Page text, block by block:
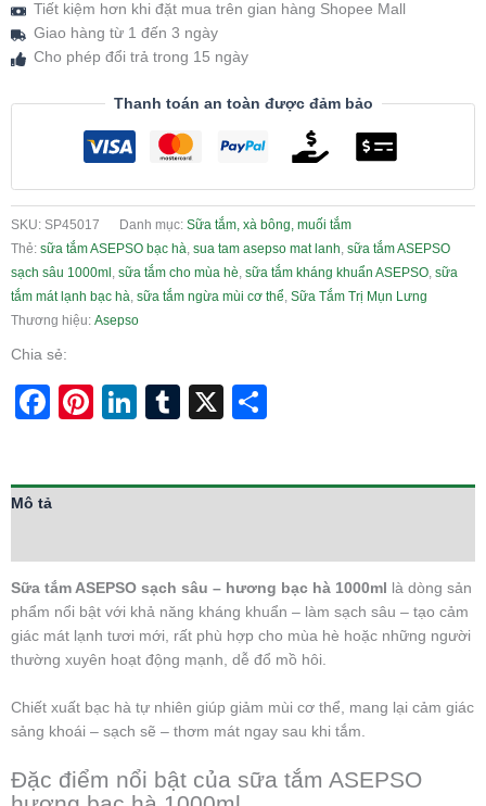
Tiết kiệm hơn khi đặt mua trên gian hàng Shopee Mall
Giao hàng từ 1 đến 3 ngày
Cho phép đổi trả trong 15 ngày
Thanh toán an toàn được đảm bảo
SKU: SP45017 Danh mục: Sữa tắm, xà bông, muối tắm
Thẻ: sữa tắm ASEPSO bạc hà, sua tam asepso mat lanh, sữa tắm ASEPSO
sạch sâu 1000ml , sữa tắm cho mùa hè, sữa tắm kháng khuẩn ASEPSO, sữa
tắm mát lạnh bạc hà, sữa tắm ngừa mùi cơ thể, Sữa Tắm Trị Mụn Lưng
Thương hiệu: Asepso
Chia sẻ:
Facebook
Pinterest
LinkedIn
Tumblr
X
Mô tả
Sữa tắm ASEPSO sạch sâu – hương bạc hà 1000ml
là dòng sản
phẩm nổi bật với khả năng kháng khuẩn – làm sạch sâu – tạo cảm
giác mát lạnh tươi mới, rất phù hợp cho mùa hè hoặc những người
thường xuyên hoạt động mạnh, dễ đổ mồ hôi.
Chiết xuất bạc hà tự nhiên giúp giảm mùi cơ thể, mang lại cảm giác
sảng khoái – sạch sẽ – thơm mát ngay sau khi tắm.
Đặc điểm nổi bật của sữa tắm ASEPSO